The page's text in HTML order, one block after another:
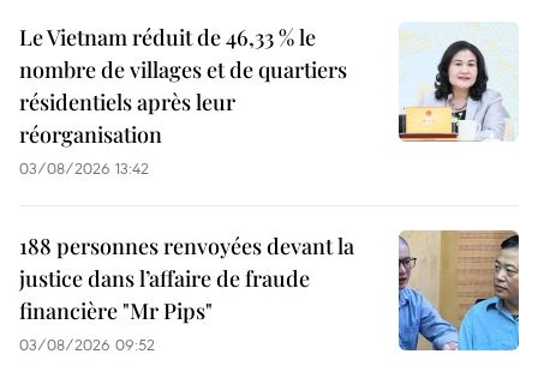
Le Vietnam réduit de 46,33 % le
nombre de villages et de quartiers
résidentiels après leur
réorganisation
03/08/2026 13:42
188 personnes renvoyées devant la
justice dans l’affaire de fraude
financière "Mr Pips"
03/08/2026 09:52